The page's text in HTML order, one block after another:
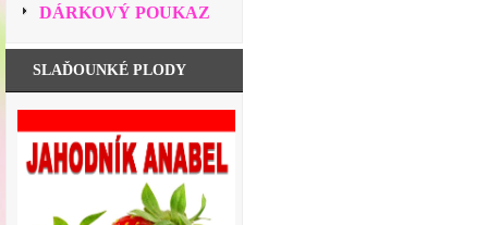
DÁRKOVÝ POUKAZ
SLAĎOUNKÉ PLODY